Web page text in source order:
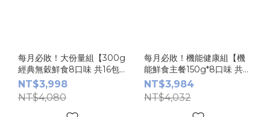
每月必敗！大份量組【300g
經典無穀鮮食8口味 共16包
組合】
NT$3,998
NT$4,080
每月必敗！機能健康組【機
能鮮食主餐150g*8口味 共
24包】 *雪香魚原料缺貨,目
前更改成豬肉口味
NT$3,984
NT$4,032